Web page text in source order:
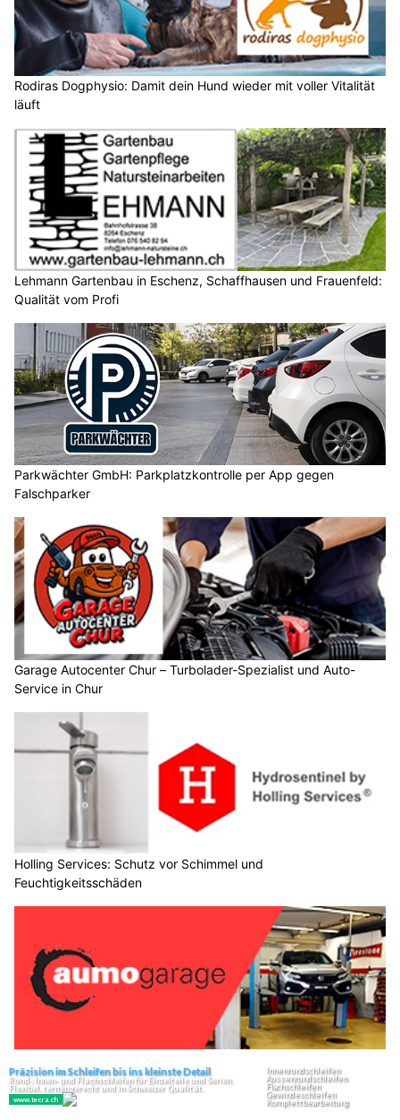
Rodiras Dogphysio: Damit dein Hund wieder mit voller Vitalität
läuft
Lehmann Gartenbau in Eschenz, Schaffhausen und Frauenfeld:
Qualität vom Profi
Parkwächter GmbH: Parkplatzkontrolle per App gegen
Falschparker
Garage Autocenter Chur – Turbolader-Spezialist und Auto-
Service in Chur
Holling Services: Schutz vor Schimmel und
Feuchtigkeitsschäden